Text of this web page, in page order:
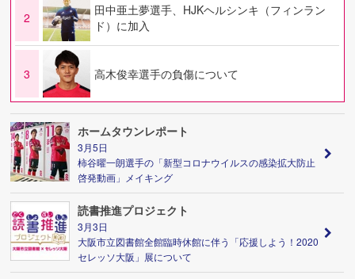
2
田中亜土夢選手、HJKヘルシンキ（フィンラン
ド）に加入
3 高木俊幸選手の負傷について
ホームタウンレポート
3月5日
柿谷曜一朗選手の「新型コロナウイルスの感染拡大防止
啓発動画」メイキング
読書推進プロジェクト
3月3日
大阪市立図書館全館臨時休館に伴う「応援しよう！2020
セレッソ大阪」展について